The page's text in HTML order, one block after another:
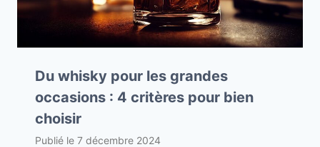
Du whisky pour les grandes
occasions : 4 critères pour bien
choisir
Publié le 7 décembre 2024